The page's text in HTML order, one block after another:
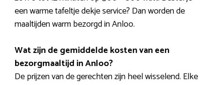
een warme tafeltje dekje service? Dan worden de
maaltijden warm bezorgd in Anloo.
Wat zijn de gemiddelde kosten van een
bezorgmaaltijd in Anloo?
De prijzen van de gerechten zijn heel wisselend. Elke